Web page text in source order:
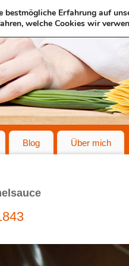
Blog Über mich
bestmögliche Erfahrung auf
welche Cookies wir